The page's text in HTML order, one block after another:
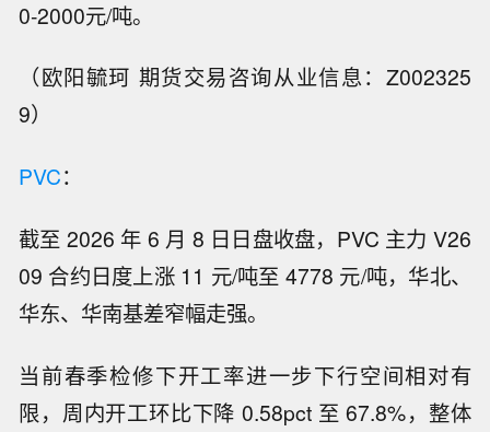
0-2000元/吨。
（欧阳毓珂 期货交易咨询从业信息：Z002325
9）
PVC：
截至 2026 年 6 月 8 日日盘收盘，PVC 主力 V26
09 合约日度上涨 11 元/吨至 4778 元/吨，华北、
华东、华南基差窄幅走强。
当前春季检修下开工率进一步下行空间相对有
限，周内开工环比下降 0.58pct 至 67.8%，整体